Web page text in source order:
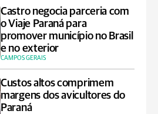
Castro negocia parceria com
o Viaje Paraná para
promover município no Brasil
e no exterior
CAMPOS GERAIS
Custos altos comprimem
margens dos avicultores do
Paraná